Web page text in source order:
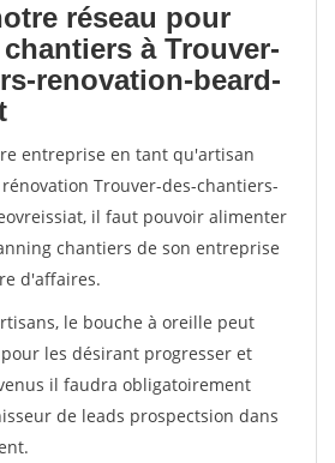
réseau pour
à Trouver-
renovation-beard-
entreprise en tant qu'artisan
Trouver-des-chantiers-
il faut pouvoir alimenter
chantiers de son entreprise
d'affaires.
le bouche à oreille peut
les désirant progresser et
il faudra obligatoirement
de leads prospectsion dans